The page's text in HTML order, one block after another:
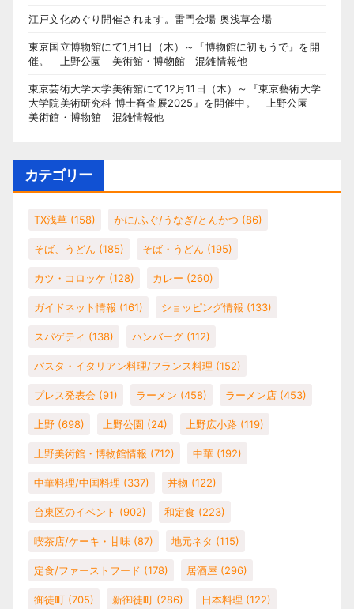
江戸文化めぐり開催されます。雷門会場 奥浅草会場
東京国立博物館にて1月1日（木）～『博物館に初もうで』を開
催。 上野公園 美術館・博物館 混雑情報他
東京芸術大学大学美術館にて12月11日（木）～『東京藝術大学
大学院美術研究科 博士審査展2025』を開催中。 上野公園
美術館・博物館 混雑情報他
カテゴリー
TX浅草 (158) かに/ふぐ/うなぎ/とんかつ (86)
そば、うどん (185) そば・うどん (195)
カツ・コロッケ (128) カレー (260)
ガイドネット情報 (161) ショッピング情報 (133)
スパゲティ (138) ハンバーグ (112)
パスタ・イタリアン料理/フランス料理 (152)
プレス発表会 (91) ラーメン (458) ラーメン店 (453)
上野 (698) 上野公園 (24) 上野広小路 (119)
上野美術館・博物館情報 (712) 中華 (192)
中華料理/中国料理 (337) 丼物 (122)
台東区のイベント (902) 和定食 (223)
喫茶店/ケーキ・甘味 (87) 地元ネタ (115)
定食/ファーストフード (178) 居酒屋 (296)
御徒町 (705) 新御徒町 (286) 日本料理 (122)